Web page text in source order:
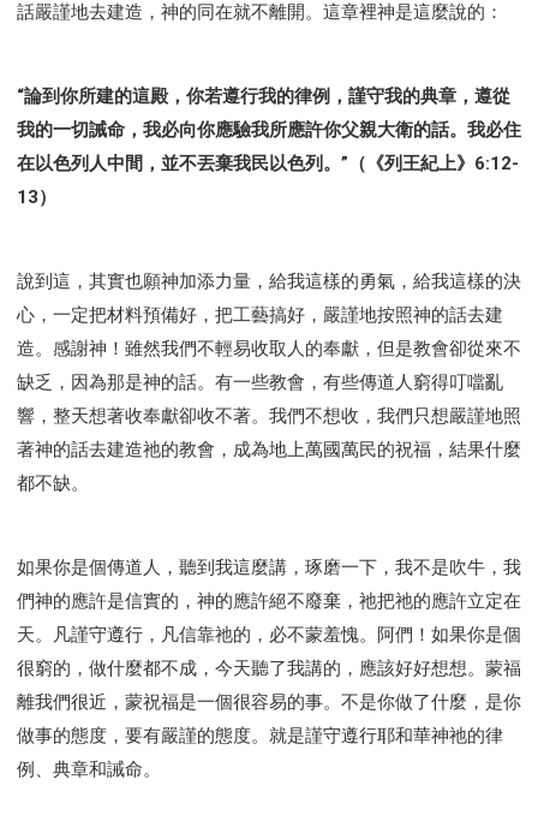
話嚴謹地去建造，神的同在就不離開。這章裡神是這麼說的：
“論到你所建的這殿，你若遵行我的律例，謹守我的典章，遵從
我的一切誡命，我必向你應驗我所應許你父親大衛的話。我必住
在以色列人中間，並不丟棄我民以色列。”（《列王紀上》6:12-
13）
說到這，其實也願神加添力量，給我這樣的勇氣，給我這樣的決
心，一定把材料預備好，把工藝搞好，嚴謹地按照神的話去建
造。感謝神！雖然我們不輕易收取人的奉獻，但是教會卻從來不
缺乏，因為那是神的話。有一些教會，有些傳道人窮得叮噹亂
響，整天想著收奉獻卻收不著。我們不想收，我們只想嚴謹地照
著神的話去建造祂的教會，成為地上萬國萬民的祝福，結果什麼
都不缺。
如果你是個傳道人，聽到我這麼講，琢磨一下，我不是吹牛，我
們神的應許是信實的，神的應許絕不廢棄，祂把祂的應許立定在
天。凡謹守遵行，凡信靠祂的，必不蒙羞愧。阿們！如果你是個
很窮的，做什麼都不成，今天聽了我講的，應該好好想想。蒙福
離我們很近，蒙祝福是一個很容易的事。不是你做了什麼，是你
做事的態度，要有嚴謹的態度。就是謹守遵行耶和華神祂的律
例、典章和誡命。